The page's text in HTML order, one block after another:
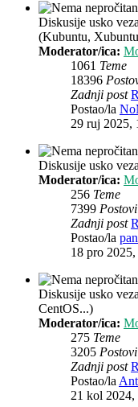
Diskusije usko
(Kubuntu,
Moderator/ica:
1061 Teme
18396
Zadnji post
Postao/la
29 ruj 2025,
Diskusije usko
Moderator/ica:
256 Teme
7399 Postovi
Zadnji post
Postao/la
18 pro
Diskusije usko
CentOS...)
Moderator/ica:
275 Teme
3205 Postovi
Zadnji post
Postao/la
21 kol 2024,